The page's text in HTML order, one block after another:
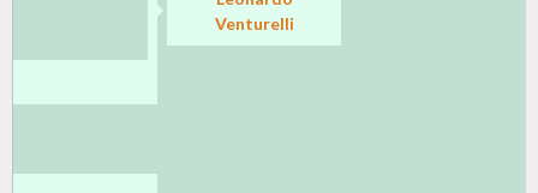
Venturelli